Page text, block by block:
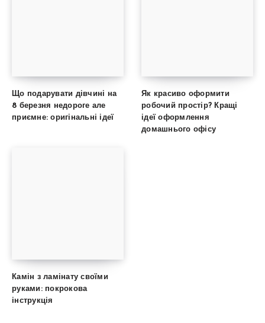
Що подарувати дівчині на
8 березня недороге але
приємне: оригінальні ідеї
Як красиво оформити
робочий простір? Кращі
ідеї оформлення
домашнього офісу
Камін з ламінату своїми
руками: покрокова
інструкція